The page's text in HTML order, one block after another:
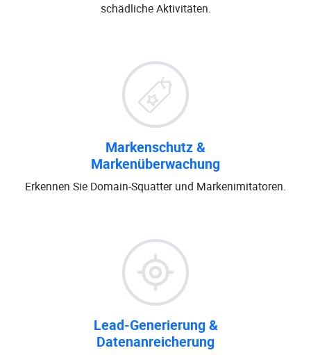
schädliche Aktivitäten.
Markenschutz &
Markenüberwachung
Erkennen Sie Domain-Squatter und Markenimitatoren.
Lead-Generierung &
Datenanreicherung